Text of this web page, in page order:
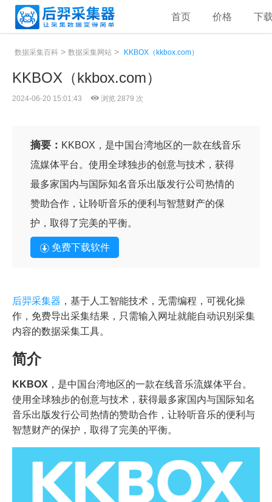
首页 价格 下
数据采集百科 > 数据采集网站 > KKBOX（kkbox.com）
KKBOX（kkbox.com）
2024-06-20 15:01:43 浏览 2879 次
摘要： KKBOX，是中国台湾地区的一款在线音乐
流媒体平台。使用全球独步的创意与技术，获得
最多家国内与国际知名音乐出版发行公司热情的
赞助合作，让聆听音乐的便利与智慧财产的保
护，取得了完美的平衡。
免费下载软件
后羿采集器 ，基于人工智能技术，无需编程，可视化操
作，免费导出采集结果，只需输入网址就能自动识别采集
内容的数据采集工具。
简介
KKBOX ，是中国台湾地区的一款在线音乐流媒体平台。
使用全球独步的创意与技术，获得最多家国内与国际知名
音乐出版发行公司热情的赞助合作，让聆听音乐的便利与
智慧财产的保护，取得了完美的平衡。